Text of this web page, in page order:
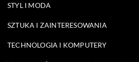
STYL I MODA
SZTUKA I ZAINTERESOWANIA
TECHNOLOGIA I KOMPUTERY